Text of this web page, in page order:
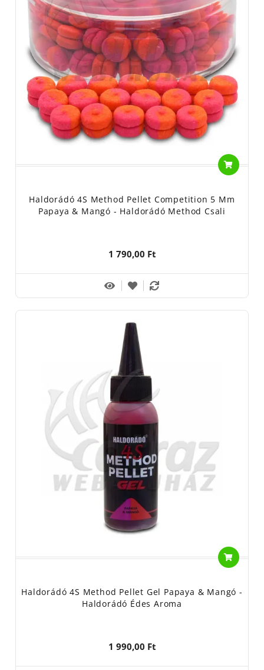
Haldorádó 4S Method Pellet Competition 5 Mm
Papaya & Mangó - Haldorádó Method Csali
1 790,00 Ft
Haldorádó 4S Method Pellet Gel Papaya & Mangó -
Haldorádó Édes Aroma
1 990,00 Ft